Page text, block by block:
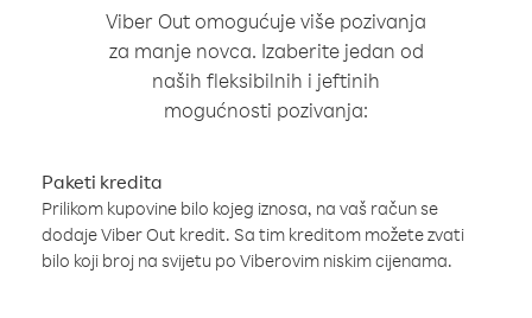
Viber Out omogućuje više pozivanja
za manje novca. Izaberite jedan od
naših fleksibilnih i jeftinih
mogućnosti pozivanja:
Paketi kredita
Prilikom kupovine bilo kojeg iznosa, na vaš račun se
dodaje Viber Out kredit. Sa tim kreditom možete zvati
bilo koji broj na svijetu po Viberovim niskim cijenama.